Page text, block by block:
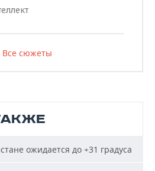
Все сюжеты
ожидается до +31 градуса